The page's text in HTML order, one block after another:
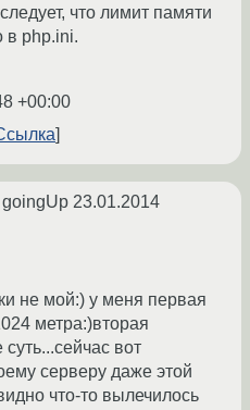
что лимит памяти
в php.ini.
+00:00
goingUp 23.01.2014
не мой:) у меня первая
метра:)вторая
вот
серверу даже этой
что-то вылечилось